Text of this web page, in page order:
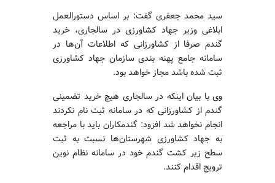
سید محمد جعفری گفت: بر اساس دستورالعمل
ابلاغی وزیر جهاد کشاورزی در سالجاری، خرید
گندم صرفا از کشاورزانی که اطلاعات آن‌ها در
سامانه جامع پهنه بندی سازمان جهاد کشاورزی
ثبت شده باشد مجاز خواهد بود.
وی با بیان اینکه در سالجاری هیچ خرید تضمینی
گندم از کشاورزانی که در سامانه ثبت نام نکردند
انجام نخواهد شد افزود: گندمکاران باید با مراجعه
به جهاد کشاورزی شهرستان‌ها نسبت به ثبت
سطح زیر کشت گندم خود در سامانه نظام نوین
ترویج اقدام کنند.